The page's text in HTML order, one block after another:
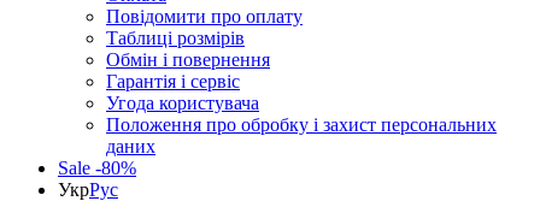
Повідомити про оплату
Таблиці розмірів
Обмін і повернення
Гарантія і сервіс
Угода користувача
Положення про обробку і захист персональних
даних
Sale -80%
УкрРус